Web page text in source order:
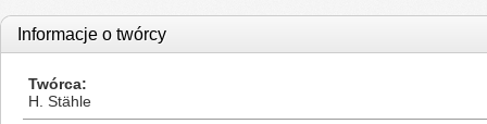
Informacje o twórcy
Twórca
H. Stähle